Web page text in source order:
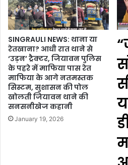
SINGRAULI NEWS: थाना या
रेतखाना? आधी रात थाने से
‘उड़न’ ट्रैक्टर, जियावन पुलिस
के पहरे में माफिया पास रेत
माफिया के आगे नतमस्तक
सिस्टम, सुशासन की पोल
खोलती जियावन थाने की
सनसनीखेज कहानी
January 19, 2026